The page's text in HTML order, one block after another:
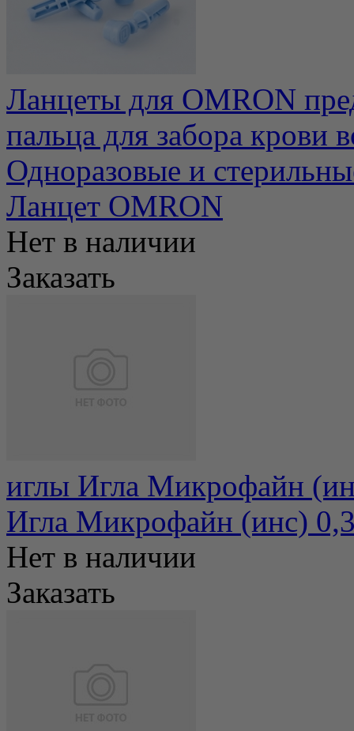
Ланцеты для OMRON
пальца для забора крови
Одноразовые и
Ланцет OMRON
Нет в наличии
Заказать
иглы Игла Микрофайн
Игла Микрофайн (инс)
Нет в наличии
Заказать